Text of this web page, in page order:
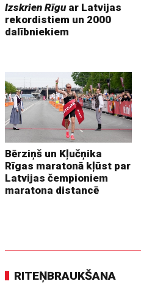
Izskrien Rīguar Latvijas
rekordistiem un 2000
dalībniekiem
Bērziņš un Kļučņika
Rīgas maratonā kļūst par
Latvijas čempioniem
maratona distancē
RITEŅBRAUKŠANA